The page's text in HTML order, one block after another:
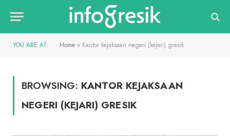
YOU ARE AT: Home » Kantor kejaksaan negeri (kejari) gresik
BROWSING: KANTOR KEJAKSAAN
NEGERI (KEJARI) GRESIK